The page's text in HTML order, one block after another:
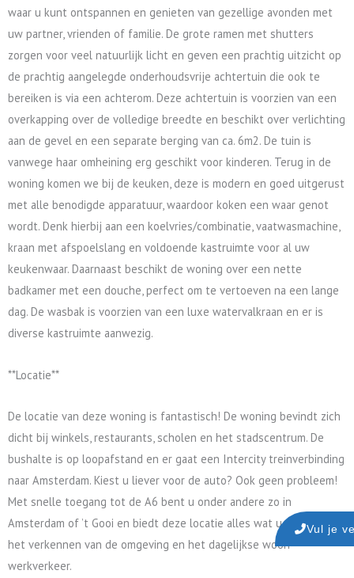
waar u kunt ontspannen en genieten van gezellige avonden met
uw partner, vrienden of familie. De grote ramen met shutters
zorgen voor veel natuurlijk licht en geven een prachtig uitzicht op
de prachtig aangelegde onderhoudsvrije achtertuin die ook te
bereiken is via een achterom. Deze achtertuin is voorzien van een
overkapping over de volledige breedte en beschikt over verlichting
aan de gevel en een separate berging van ca. 6m2. De tuin is
vanwege haar omheining erg geschikt voor kinderen. Terug in de
woning komen we bij de keuken, deze is modern en goed uitgerust
met alle benodigde apparatuur, waardoor koken een waar genot
wordt. Denk hierbij aan een koelvries/combinatie, vaatwasmachine,
kraan met afspoelslang en voldoende kastruimte voor al uw
keukenwaar. Daarnaast beschikt de woning over een nette
badkamer met een douche, perfect om te vertoeven na een lange
dag. De wasbak is voorzien van een luxe watervalkraan en er is
diverse kastruimte aanwezig.
**Locatie**
De locatie van deze woning is fantastisch! De woning bevindt zich
dicht bij winkels, restaurants, scholen en het stadscentrum. De
bushalte is op loopafstand en er gaat een Intercity treinverbinding
naar Amsterdam. Kiest u liever voor de auto? Ook geen probleem!
Met snelle toegang tot de A6 bent u onder andere zo in
Amsterdam of ’t Gooi en biedt deze locatie alles wat u zoekt voor
het verkennen van de omgeving en het dagelijkse woon-
werkverkeer.
Vul je